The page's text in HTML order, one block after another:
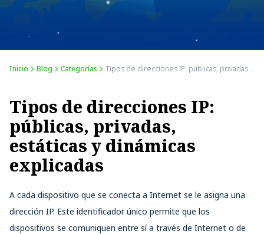
Inicio Blog Categorías Tipos de direcciones IP: públicas, privadas, estáticas y dinámicas explicadas
Tipos de direcciones IP:
públicas, privadas,
estáticas y dinámicas
explicadas
A cada dispositivo que se conecta a Internet se le asigna una
dirección IP. Este identificador único permite que los
dispositivos se comuniquen entre sí a través de Internet o de